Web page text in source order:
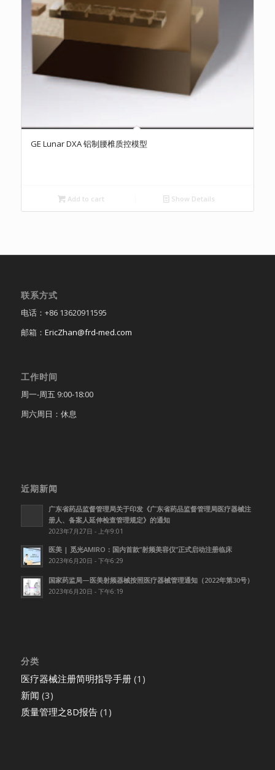
GE Lunar DXA 铝制腰椎质控模型
Add to cart Show Details
联系方式
电话：+86 13620911595
邮箱： EricZhan@frd-med.com
工作时间
周一-周五 9:00-18:00
周六周日：休息
近期新闻
广东省药品监督管理局关于印发《广东省药品监督管理局医疗器械注
册人、备案人延伸检查管理规定》的通知
2023年7月27日 - 上午9:01
医美 | 觅光AMIRO：国内首款”射频美容仪”正式启动注册临床
2023年6月20日 - 下午6:29
国家药监局—医美射频器械按照医疗器械管理通知（2022年第30号）
2023年6月20日 - 下午6:19
分类
医疗器械注册简明指导手册(1)
新闻 (3)
质量管理之8D报告(1)